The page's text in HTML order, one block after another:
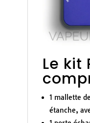
Le kit
1 mallette
étanche,